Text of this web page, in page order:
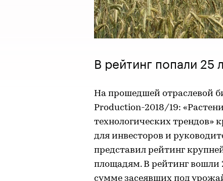
В рейтинг попали 25
На прошедшей отраслевой
Production-2018/19:
технологических трендов»
для инвесторов и
представил рейтинг
площадям. В рейтинг
сумме засеявших под